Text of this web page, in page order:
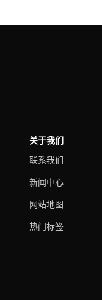
关于我们
联系我们
新闻中心
网站地图
热门标签